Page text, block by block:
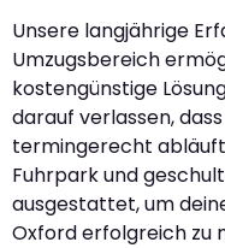
Unsere langjährige
Umzugsbereich
kostengünstige
darauf verlassen,
termingerecht
Fuhrpark und
ausgestattet, um
Oxford erfolgreich zu